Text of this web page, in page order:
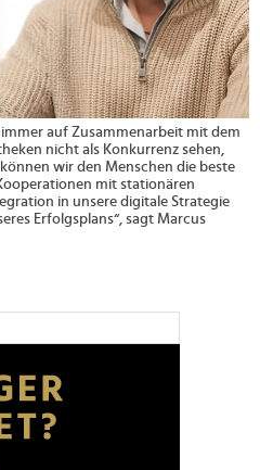
auf Zusammenarbeit mit dem
nicht als Konkurrenz sehen,
wir den Menschen die beste
mit stationären
in unsere digitale Strategie
Erfolgsplans“, sagt Marcus